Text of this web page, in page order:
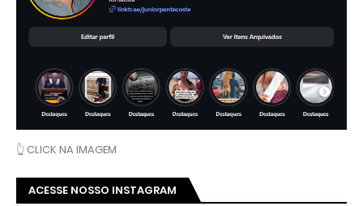
👆 CLICK NA IMAGEM
ACESSE NOSSO INSTAGRAM